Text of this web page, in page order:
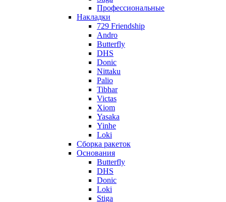
Профессиональные
Накладки
729 Friendship
Andro
Butterfly
DHS
Donic
Nittaku
Palio
Tibhar
Victas
Xiom
Yasaka
Yinhe
Loki
Сборка ракеток
Основания
Butterfly
DHS
Donic
Loki
Stiga